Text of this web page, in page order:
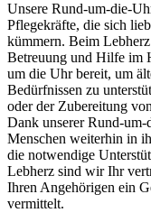
Unsere Rund-um-die-
Pflegekräfte, die sich
kümmern. Beim
Betreuung und Hilfe im
um die Uhr bereit, um
Bedürfnissen zu
oder der Zubereitung
Dank unserer Rund-
Menschen weiterhin in
die notwendige
Lebherz sind wir Ihr
Ihren Angehörigen ein
vermittelt.